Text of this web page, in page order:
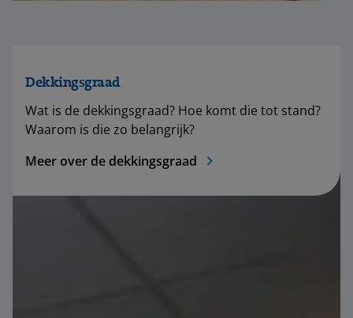
Dekkingsgraad
Wat is de dekkingsgraad? Hoe komt die tot stand?
Waarom is die zo belangrijk?
Meer over de dekkingsgraad